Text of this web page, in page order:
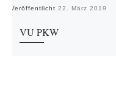
Veröffentlicht 22. März 2019
VU PKW